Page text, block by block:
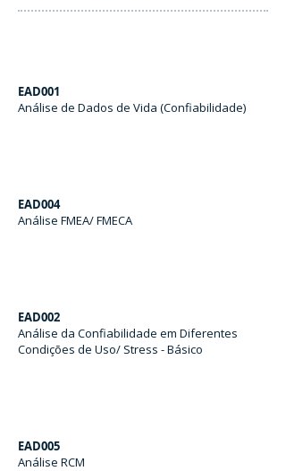
EAD001
Análise de Dados de Vida (Confiabilidade)
EAD004
Análise FMEA/ FMECA
EAD002
Análise da Confiabilidade em Diferentes
Condições de Uso/ Stress - Básico
EAD005
Análise RCM